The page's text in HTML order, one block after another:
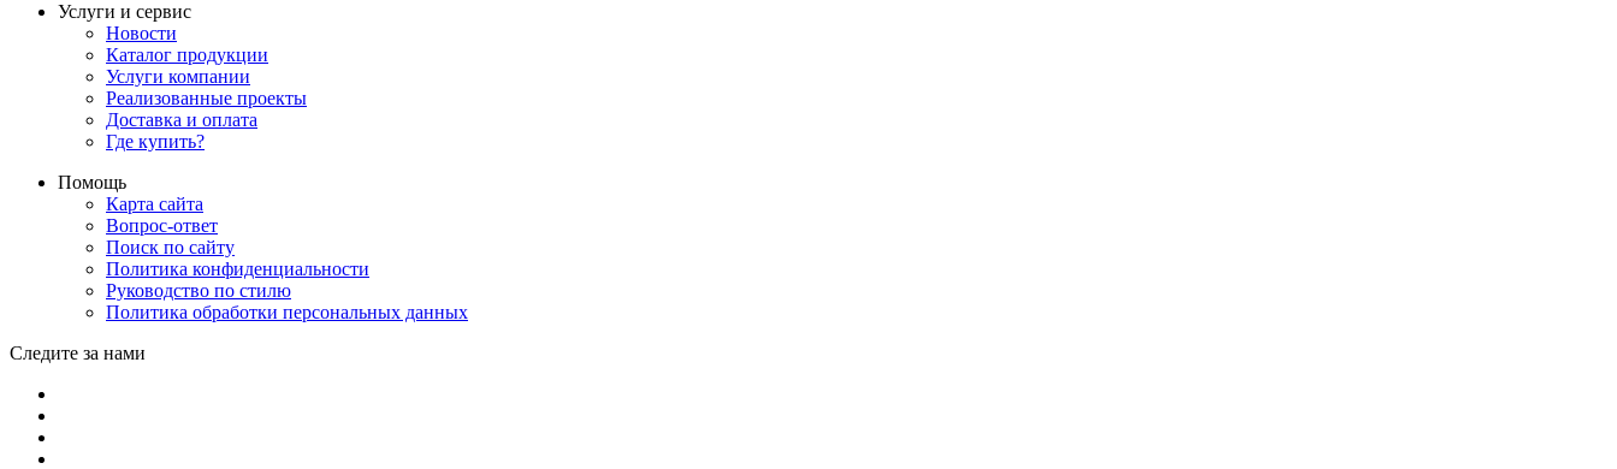
Услуги и сервис
Новости
Каталог продукции
Услуги компании
Реализованные проекты
Доставка и оплата
Где купить?
Помощь
Карта сайта
Вопрос-ответ
Поиск по сайту
Политика конфиденциальности
Руководство по стилю
Политика обработки персональных данных
Следите за нами